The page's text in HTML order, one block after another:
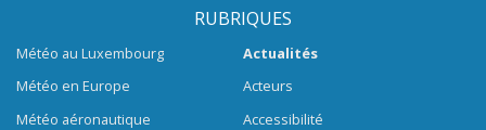
RUBRIQUES
Météo au Luxembourg
Météo en Europe
Météo aéronautique
Actualités
Acteurs
Accessibilité